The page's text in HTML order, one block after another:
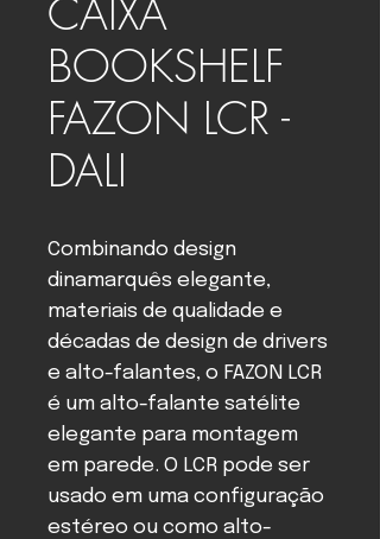
CAIXA
BOOKSHELF
FAZON LCR -
DALI
Combinando design
dinamarquês elegante,
materiais de qualidade e
décadas de design de drivers
e alto-falantes, o FAZON LCR
é um alto-falante satélite
elegante para montagem
em parede. O LCR pode ser
usado em uma configuração
estéreo ou como alto-